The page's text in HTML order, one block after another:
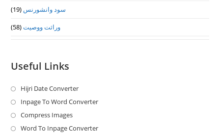
سود وانشورنس (19)
وراثت ووصيت(58)
Useful Links
Hijri Date ConverterOpens
in
new
Inpage To Word ConverterOpens
a
Compress ImagesOpens
in
Word To Inpage ConverterOpens